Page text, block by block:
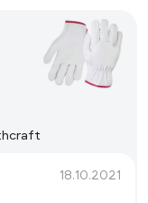
18.10.2021